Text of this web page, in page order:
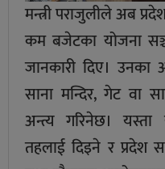
मन्त्री पराजुलीले अब
कम बजेटका योजना
जानकारी दिए। उनका
साना मन्दिर, गेट वा
अन्त्य गरिनेछ। यस्ता
तहलाई दिइने र प्रदेश